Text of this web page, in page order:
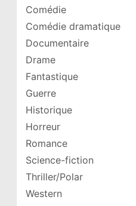
Comédie
Comédie dramatique
Documentaire
Drame
Fantastique
Guerre
Historique
Horreur
Romance
Science-fiction
Thriller/Polar
Western